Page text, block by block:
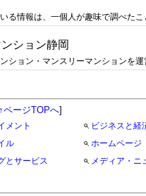
る情報は、一個人が趣味で調べた
ション静岡
ション・マンスリーマンションを
↑ページTOPへ]
メント
ビジネスと経
ル
ホームページ
とサービス
メディア・ニ